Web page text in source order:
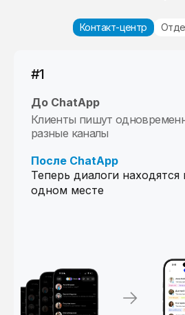
Контакт-центр
#1
До ChatApp
Клиенты пишут
разные каналы
После ChatApp
Теперь диалоги находятся
одном месте
#1
До ChatApp
Лиды приходят в разное
теряются
После ChatApp
Каждое обращение
обрабатывается